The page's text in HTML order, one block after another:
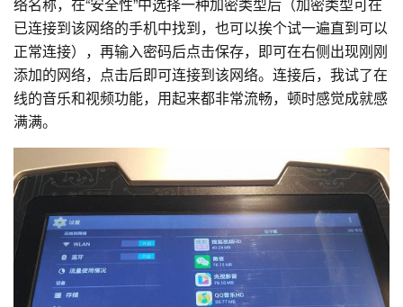
已连接到该网络的手机中找到，也可以挨个试一遍直到可以
正常连接），再输入密码后点击保存，即可在右侧出现刚刚
添加的网络，点击后即可连接到该网络。连接后，我试了在
线的音乐和视频功能，用起来都非常流畅，顿时感觉成就感
满满。